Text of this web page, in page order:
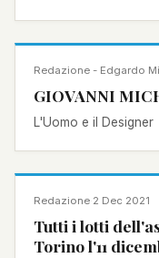
NOTIZIA
Redazione - Edgardo
GIOVANNI
L'Uomo e il Designer
NOTIZIA
Redazione·2 Dec 2021
Tutti i lotti
Torino l'11